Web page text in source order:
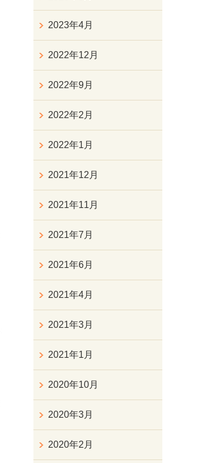
2023年4月
2022年12月
2022年9月
2022年2月
2022年1月
2021年12月
2021年11月
2021年7月
2021年6月
2021年4月
2021年3月
2021年1月
2020年10月
2020年3月
2020年2月